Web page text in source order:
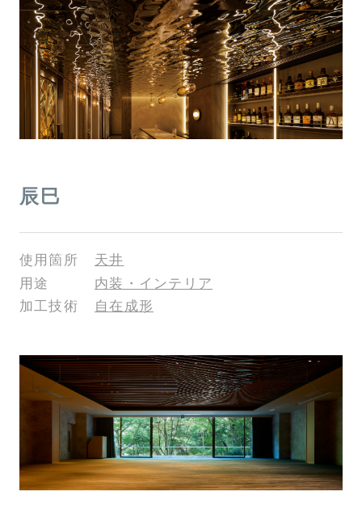
辰巳
使用箇所
天井
用途
内装・インテリア
加工技術
自在成形